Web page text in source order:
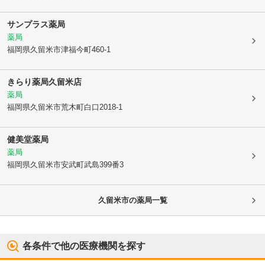
サンプラス薬局
薬局
福岡県久留米市津福今町460-1
きらり薬局久留米店
薬局
福岡県久留米市荒木町白口2018-1
健美堂薬局
薬局
福岡県久留米市安武町武島399番3
久留米市の薬局一覧
各条件で他の医療機関を探す